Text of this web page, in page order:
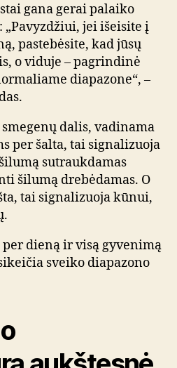
gana gerai palaiko
jei išeisite į
pastebėsite, kad jūsų
o viduje – pagrindinė
diapazone“, –
dalis, vadinama
per šalta, tai signalizuoja
sutraukdamas
šilumą drebėdamas. O
tai signalizuoja kūnui,
dieną ir visą gyvenimą
sveiko diapazono